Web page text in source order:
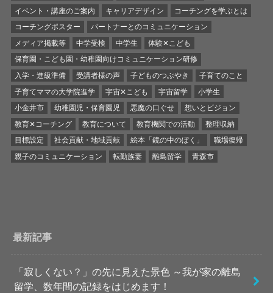
イベント・講座のご案内
キャリアデザイン
コーチングを学ぶとは
コーチングポスター
パートナーとのコミュニケーション
メディア掲載等
中学受検 中学生
体験✕こども
保育園・こども園・幼稚園向けコミュニケーション研修
入学・進級準備
受講者様の声 子どものつぶやき
子育てのこと
子育てママの大学院進学
宇宙✕こども 宇宙留学
小学生
小金井市
幼稚園児・保育園児 悪魔の口ぐせ
想いとビジョン
教育✕コーチング
教育について 教育機関での活動
整理収納
目標設定
社会貢献・地域貢献 絵本「鏡の中のぼく」
職場復帰
親子のコミュニケーション
転勤族妻 離島留学 青森市
最新記事
「寂しくない？」の先に見えた景色 ～我が家の離島
留学、数年間の記録をはじめます！